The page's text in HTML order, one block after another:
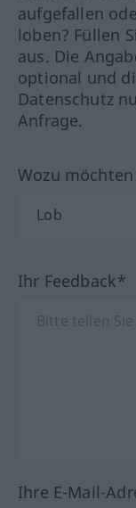
aufgefallen
loben? Füllen
aus. Die
optional und
Datenschutz
Anfrage.
Wozu
Ihr Feedback*
Ihre E-Mail-